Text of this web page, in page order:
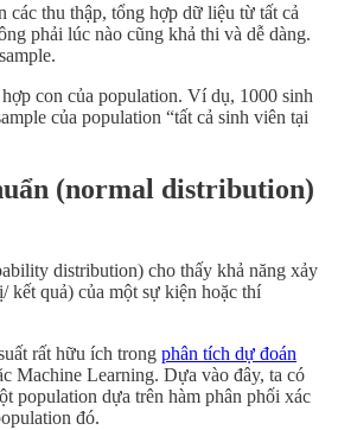
các thu thập, tổng hợp dữ liệu từ tất cả
phải lúc nào cũng khả thi và dễ dàng.
con của population. Ví dụ, 1000 sinh
của population “tất cả sinh viên tại
(normal distribution)
distribution) cho thấy khả năng xảy
kết quả) của một sự kiện hoặc thí
rất hữu ích trong phân tích dự đoán
Machine Learning. Dựa vào đây, ta có
population dựa trên hàm phân phối xác
đó.